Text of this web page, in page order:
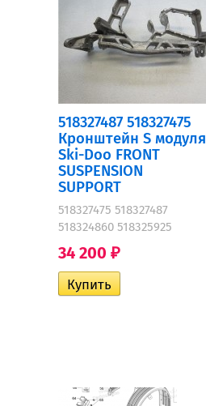
518327487 518327475
Кронштейн S модуля
Ski-Doo FRONT
SUSPENSION
SUPPORT
518327475 518327487
518324860 518325925
34 200 ₽